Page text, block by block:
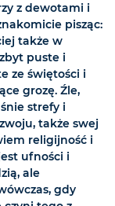
z dewotami i
pisząc:
także w
puste i
ze świętości i
grozę. Źle,
strefy i
także swej
religijność i
ufności i
ale
gdy